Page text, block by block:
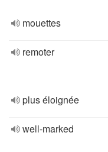
mouettes
remoter
plus éloignée
well-marked